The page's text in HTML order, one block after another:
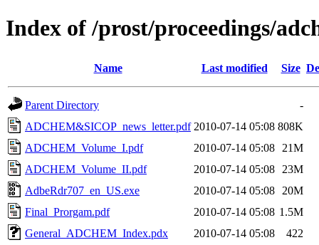
Index of /prost/proceedings/
Name Last modified Size
Parent Directory
-
ADCHEM&SICOP_news_letter.pdf 2010-07-14 05:08 808K
ADCHEM_Volume_I.pdf
2010-07-14 05:08
21M
ADCHEM_Volume_II.pdf
2010-07-14 05:08
23M
AdbeRdr707_en_US.exe
2010-07-14 05:08
20M
Final_Prorgam.pdf
2010-07-14 05:08 1.5M
General_ADCHEM_Index.pdx
2010-07-14 05:08
422